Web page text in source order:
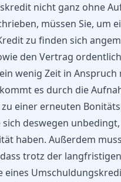
nicht ganz ohne
müssen Sie, um
zu finden sich
den Vertrag
wenig Zeit in Anspruch
es durch die
einer erneuten
sich deswegen unbedingt,
haben. Außerdem
trotz der langfristigen
eines